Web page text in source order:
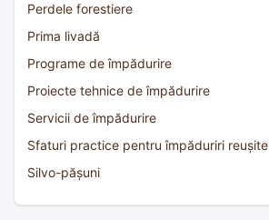
Perdele forestiere
Prima livadă
Programe de împădurire
Proiecte tehnice de împădurire
Servicii de împădurire
Sfaturi practice pentru împăduriri reușite
Silvo-pășuni